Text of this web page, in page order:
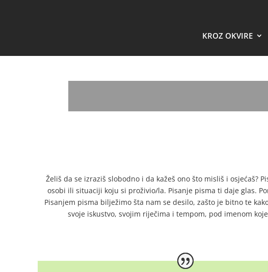
KROZ OKVIRE
Želiš da se izraziš slobodno i da kažeš ono što misliš i
osobi ili situaciji koju si proživio/la. Pisanje pisma ti daje glas.
Pisanjem pisma bilježimo šta nam se desilo, zašto je bitno te
svoje iskustvo, svojim riječima i tempom, pod imenom